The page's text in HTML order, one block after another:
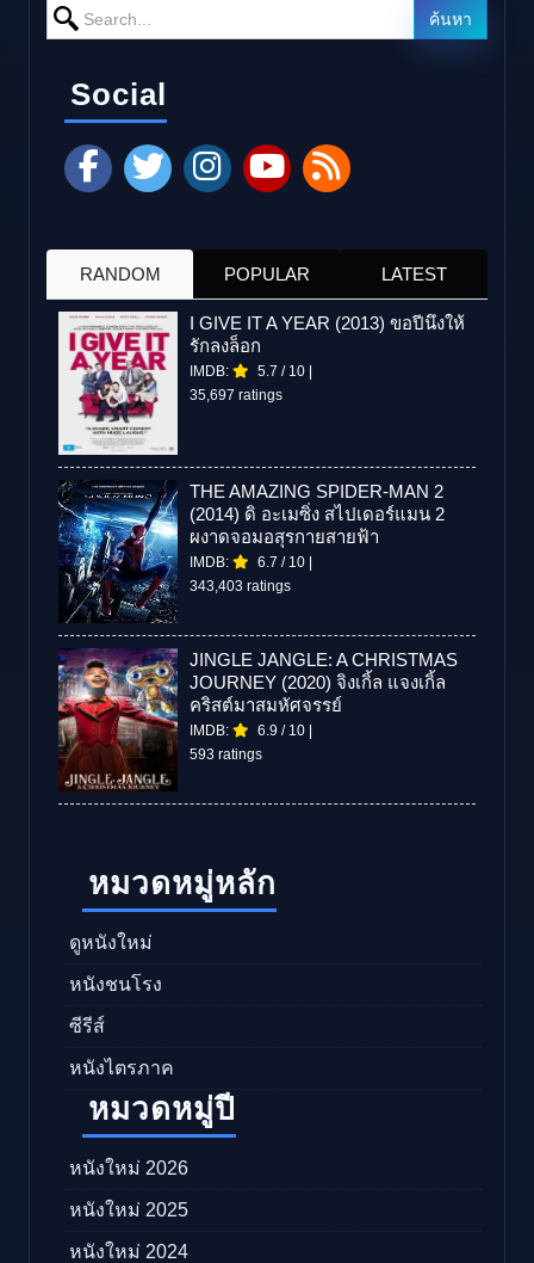
Search for: ค้นหา
Social
RANDOM POPULAR LATEST
I GIVE IT A YEAR (2013) ขอปีนึงให้
รักลงล็อก
IMDB: 5.7 / 10
35,697 ratings
THE AMAZING SPIDER-MAN 2
(2014) ดิ อะเมซิ่ง สไปเดอร์แมน 2
ผงาดจอมอสุรกายสายฟ้า
IMDB: 6.7 / 10
343,403 ratings
JINGLE JANGLE: A CHRISTMAS
JOURNEY (2020) จิงเกิ้ล แจงเกิ้ล
คริสต์มาสมหัศจรรย์
IMDB: 6.9 / 10
593 ratings
หมวดหมู่หลัก
ดูหนังใหม่
หนังชนโรง
ซีรีส์
หนังไตรภาค
หมวดหมู่ปี
หนังใหม่ 2026
หนังใหม่ 2025
หนังใหม่ 2024